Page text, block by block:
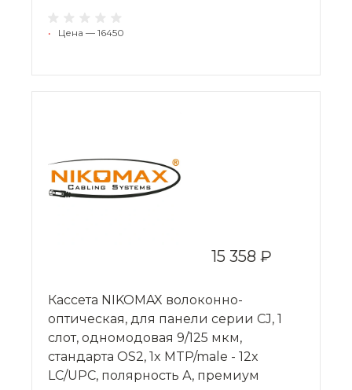
• Цена — 16450
15 358 ₽
Кассета NIKOMAX волоконно-
оптическая, для панели серии CJ, 1
слот, одномодовая 9/125 мкм,
стандарта OS2, 1x MTP/male - 12x
LC/UPC, полярность А, премиум